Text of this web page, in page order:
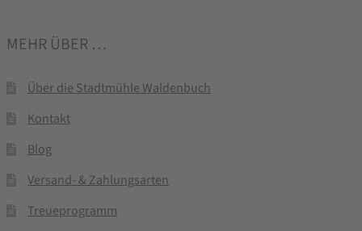
MEHR ÜBER …
Über die Stadtmühle Waldenbuch
Kontakt
Blog
Versand- & Zahlungsarten
Treueprogramm